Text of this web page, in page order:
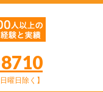
曜日除く】